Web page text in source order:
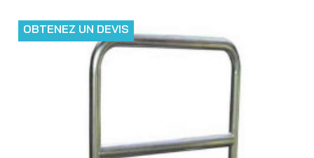
OBTENEZ UN DEVIS